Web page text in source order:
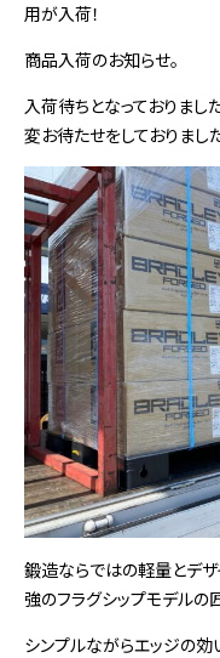
用が入荷！
商品入荷のお知らせ。
入荷待ちとなっておりまし
変お待たせをしておりまし
鍛造ならではの軽量とデザ
強のフラグシップモデルの
シンプルながらエッジの効